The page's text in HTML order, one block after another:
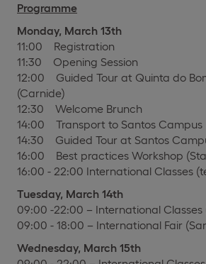
Programme
Monday, March 13th
11:00 Registration
11:30 Opening Session
12:00 Guided Tour at Quinta do
(Carnide)
12:30 Welcome Brunch
14:00 Transport to Santos Campus
14:30 Guided Tour at Santos
16:00 Best practices Workshop
16:00 - 22:00 International Classes
Tuesday, March 14th
09:00 -22:00 – International Classes
09:00 - 18:00 – International Fair
Wednesday, March 15th